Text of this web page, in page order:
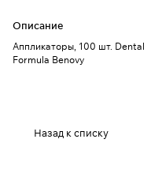
Описание
Аппликаторы, 100 шт. Dental
Formula Benovy
Назад к списку